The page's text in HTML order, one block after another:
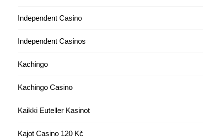
Independent Casino
Independent Casinos
Kachingo
Kachingo Casino
Kaikki Euteller Kasinot
Kajot Casino 120 Kč